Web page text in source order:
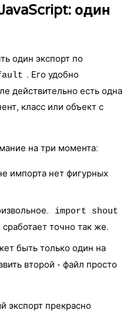
один
один экспорт по
. Его удобно
действительно есть одна
класс или объект с
на три момента:
импорта нет фигурных
import shout
сработает точно так же.
быть только один на
второй - файл просто
экспорт прекрасно